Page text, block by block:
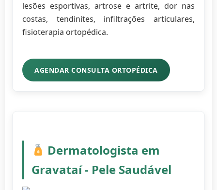
lesões esportivas, artrose e artrite, dor nas
costas, tendinites, infiltrações articulares,
fisioterapia ortopédica.
AGENDAR CONSULTA ORTOPÉDICA
Dermatologista em
Gravataí - Pele Saudável